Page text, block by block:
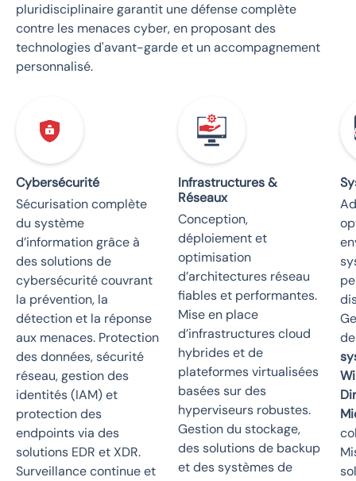
pluridisciplinaire garantit une défense complète
contre les menaces cyber, en proposant des
technologies d'avant-garde et un accompagnement
personnalisé.
Cybersécurité
Sécurisation complète
du système
d’information grâce à
des solutions de
cybersécurité couvrant
la prévention, la
détection et la réponse
aux menaces. Protection
des données, sécurité
réseau, gestion des
identités (IAM) et
protection des
endpoints via des
solutions EDR et XDR.
Surveillance continue et
Infrastructures &
Réseaux
Conception,
déploiement et
optimisation
d’architectures réseau
fiables et performantes.
Mise en place
d’infrastructures cloud
hybrides et de
plateformes virtualisées
basées sur des
hyperviseurs robustes.
Gestion du stockage,
des solutions de backup
et des systèmes de